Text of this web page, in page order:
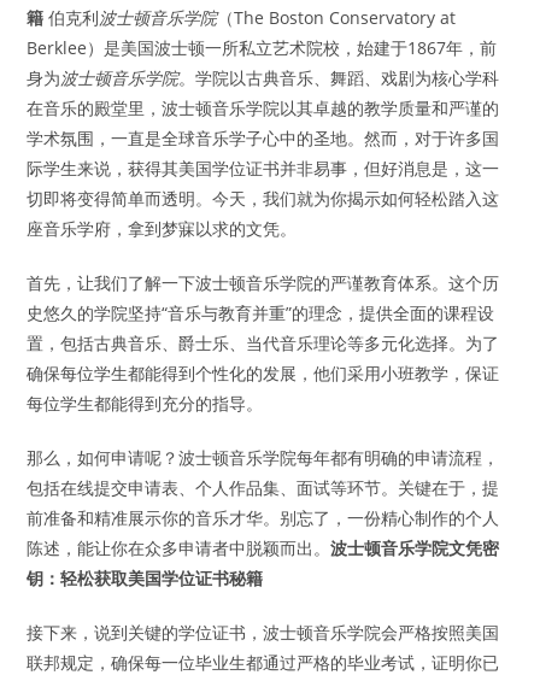
籍 伯克利波士顿音乐学院（The Boston Conservatory at
Berklee）是美国波士顿一所私立艺术院校，始建于1867年，前
身为波士顿音乐学院。学院以古典音乐、舞蹈、戏剧为核心学科
在音乐的殿堂里，波士顿音乐学院以其卓越的教学质量和严谨的
学术氛围，一直是全球音乐学子心中的圣地。然而，对于许多国
际学生来说，获得其美国学位证书并非易事，但好消息是，这一
切即将变得简单而透明。今天，我们就为你揭示如何轻松踏入这
座音乐学府，拿到梦寐以求的文凭。
首先，让我们了解一下波士顿音乐学院的严谨教育体系。这个历
史悠久的学院坚持“音乐与教育并重”的理念，提供全面的课程设
置，包括古典音乐、爵士乐、当代音乐理论等多元化选择。为了
确保每位学生都能得到个性化的发展，他们采用小班教学，保证
每位学生都能得到充分的指导。
那么，如何申请呢？波士顿音乐学院每年都有明确的申请流程，
包括在线提交申请表、个人作品集、面试等环节。关键在于，提
前准备和精准展示你的音乐才华。别忘了，一份精心制作的个人
陈述，能让你在众多申请者中脱颖而出。波士顿音乐学院文凭密
钥：轻松获取美国学位证书秘籍
接下来，说到关键的学位证书，波士顿音乐学院会严格按照美国
联邦规定，确保每一位毕业生都通过严格的毕业考试，证明你已